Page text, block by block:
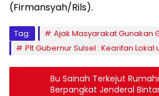
(Firmansyah/Rils).
Tag:
Ajak Masyarakat Gunakan
Plt Gubernur Sulsel : Kearifan Lokal
Bu Sainah Terkejut
Berpangkat Jenderal